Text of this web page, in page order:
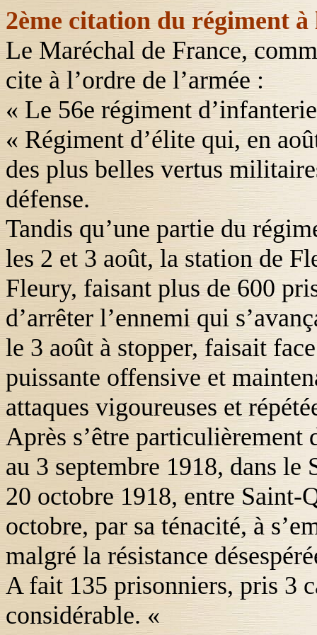
2ème citation du régiment à
Le Maréchal de France,
cite à l’ordre de l’armée :
« Le 56e régiment
« Régiment d’élite qui, en
des plus belles vertus
défense.
Tandis qu’une partie du
les 2 et 3 août, la station de
Fleury, faisant plus de 600
d’arrêter l’ennemi qui
le 3 août à stopper, faisait
puissante offensive et
attaques vigoureuses et
Après s’être particulièrement
au 3 septembre 1918, dans
20 octobre 1918, entre Saint-
octobre, par sa ténacité, à
malgré la résistance
A fait 135 prisonniers, pris 3
considérable. «